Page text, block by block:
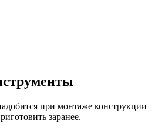
при монтаже конструкции
заранее.